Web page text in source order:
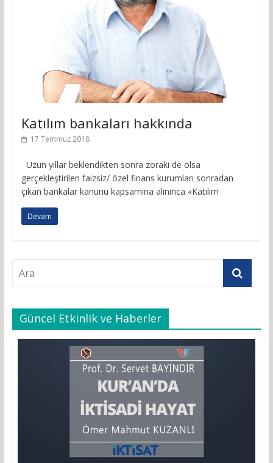
Katılım bankaları hakkında
17 Temmuz 2018
Uzun yıllar beklendikten sonra zoraki de olsa
gerçekleştirilen faizsiz/ özel finans kurumları sonradan
çıkan bankalar kanunu kapsamına alınınca «Katılım
Devam
Güncel Etkinlik ve Haberler